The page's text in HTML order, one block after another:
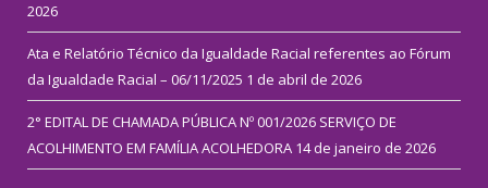
2026
Ata e Relatório Técnico da Igualdade Racial referentes ao Fórum
da Igualdade Racial – 06/11/2025 1 de abril de 2026
2° EDITAL DE CHAMADA PÚBLICA Nº 001/2026 SERVIÇO DE
ACOLHIMENTO EM FAMÍLIA ACOLHEDORA 14 de janeiro de 2026